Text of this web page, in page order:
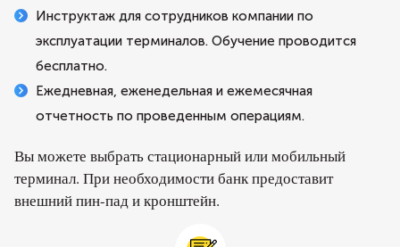
Инструктаж для сотрудников компании по
эксплуатации терминалов. Обучение проводится
бесплатно.
Ежедневная, еженедельная и ежемесячная
отчетность по проведенным операциям.
Вы можете выбрать стационарный или мобильный
терминал. При необходимости банк предоставит
внешний пин-пад и кронштейн.